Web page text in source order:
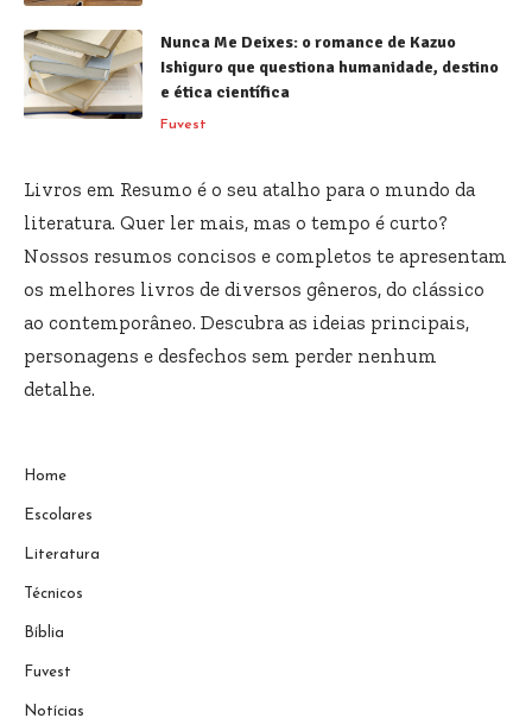
Nunca Me Deixes: o romance de Kazuo
Ishiguro que questiona humanidade, destino
e ética científica
Fuvest
Livros em Resumo é o seu atalho para o mundo da
literatura. Quer ler mais, mas o tempo é curto?
Nossos resumos concisos e completos te apresentam
os melhores livros de diversos gêneros, do clássico
ao contemporâneo. Descubra as ideias principais,
personagens e desfechos sem perder nenhum
detalhe.
Home
Escolares
Literatura
Técnicos
Bíblia
Fuvest
Notícias